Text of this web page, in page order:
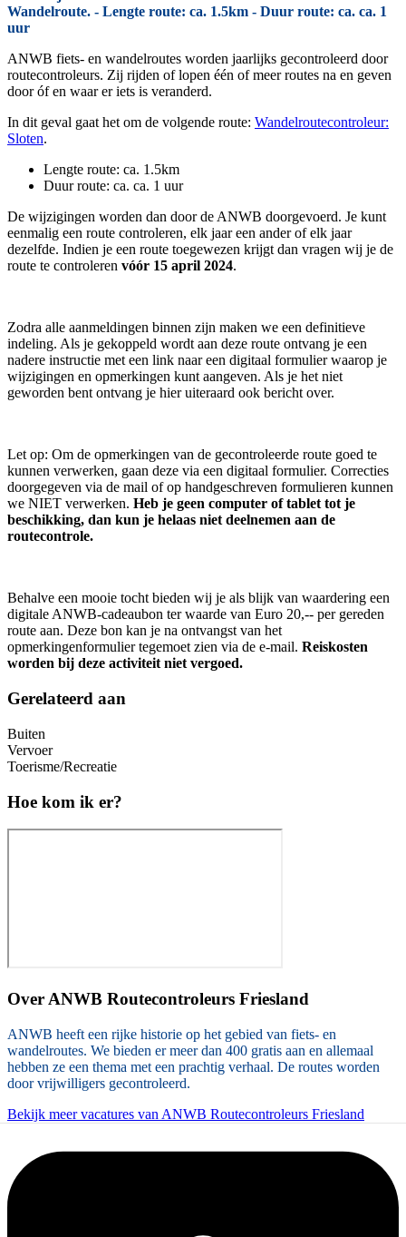
Wandelroute. - Lengte route: ca. 1.5km - Duur route: ca. ca. 1
uur
ANWB fiets- en wandelroutes worden jaarlijks gecontroleerd door
routecontroleurs. Zij rijden of lopen één of meer routes na en geven
door óf en waar er iets is veranderd.
In dit geval gaat het om de volgende route: Wandelroutecontroleur:
Sloten.
Lengte route: ca. 1.5km
Duur route: ca. ca. 1 uur
De wijzigingen worden dan door de ANWB doorgevoerd. Je kunt
eenmalig een route controleren, elk jaar een ander of elk jaar
dezelfde. Indien je een route toegewezen krijgt dan vragen wij je de
route te controleren vóór 15 april 2024.
Zodra alle aanmeldingen binnen zijn maken we een definitieve
indeling. Als je gekoppeld wordt aan deze route ontvang je een
nadere instructie met een link naar een digitaal formulier waarop je
wijzigingen en opmerkingen kunt aangeven. Als je het niet
geworden bent ontvang je hier uiteraard ook bericht over.
Let op: Om de opmerkingen van de gecontroleerde route goed te
kunnen verwerken, gaan deze via een digitaal formulier. Correcties
doorgegeven via de mail of op handgeschreven formulieren kunnen
we NIET verwerken. Heb je geen computer of tablet tot je
beschikking, dan kun je helaas niet deelnemen aan de
routecontrole.
Behalve een mooie tocht bieden wij je als blijk van waardering een
digitale ANWB-cadeaubon ter waarde van Euro 20,-- per gereden
route aan. Deze bon kan je na ontvangst van het
opmerkingenformulier tegemoet zien via de e-mail. Reiskosten
worden bij deze activiteit niet vergoed.
Gerelateerd aan
Buiten
Vervoer
Toerisme/Recreatie
Hoe kom ik er?
Over ANWB Routecontroleurs Friesland
ANWB heeft een rijke historie op het gebied van fiets- en
wandelroutes. We bieden er meer dan 400 gratis aan en allemaal
hebben ze een thema met een prachtig verhaal. De routes worden
door vrijwilligers gecontroleerd.
Bekijk meer vacatures van ANWB Routecontroleurs Friesland